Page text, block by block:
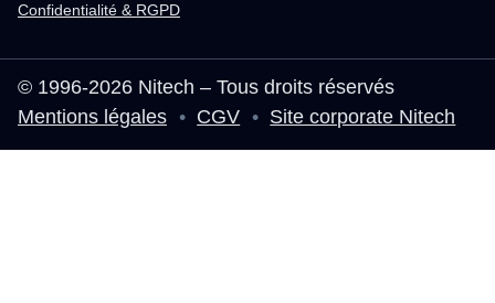
Confidentialité & RGPD
© 1996-2026 Nitech – Tous droits réservés
Mentions légales • CGV • Site corporate Nitech